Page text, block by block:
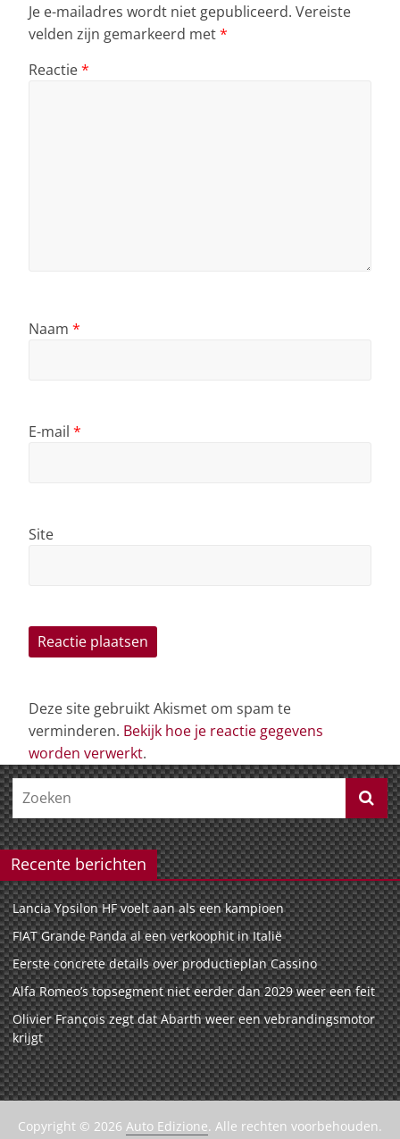
Je e-mailadres wordt niet gepubliceerd. Vereiste
velden zijn gemarkeerd met*
Reactie*
Naam *
E-mail *
Site
Deze site gebruikt Akismet om spam te
verminderen. Bekijk hoe je reactie gegevens
worden verwerkt.
Recente berichten
Lancia Ypsilon HF voelt aan als een kampioen
FIAT Grande Panda al een verkoophit in Italië
Eerste concrete details over productieplan Cassino
Alfa Romeo’s topsegment niet eerder dan 2029 weer een feit
Olivier François zegt dat Abarth weer een vebrandingsmotor
krijgt
Copyright © 2026 Auto Edizione. Alle rechten voorbehouden.